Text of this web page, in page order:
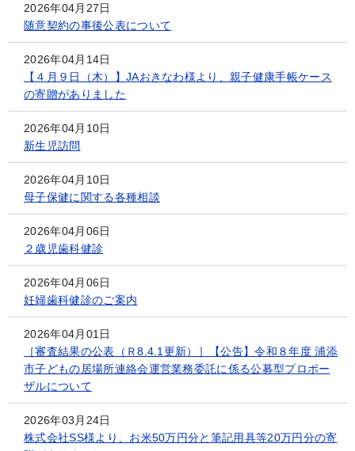
2026年04月27日
随意契約の事後公表について
2026年04月14日
【４月９日（木）】JAおきなわ様より、親子健康手帳ケース
の寄贈がありました
2026年04月10日
新生児訪問
2026年04月10日
母子保健に関する各種相談
2026年04月06日
２歳児歯科健診
2026年04月06日
妊婦歯科健診のご案内
2026年04月01日
［審査結果の公表（Ｒ8.4.1更新）］【公告】令和８年度 浦添
市子どもの居場所連絡会運営業務委託に係る公募型プロポー
ザルについて
2026年03月24日
株式会社SS様より、お米50万円分と筆記用具等20万円分の寄